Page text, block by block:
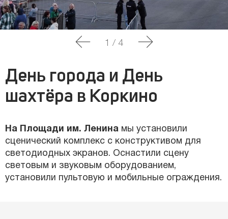
1 / 4
День города и День
шахтёра в Коркино
На Площади им. Ленина мы установили
сценический комплекс с конструктивом для
светодиодных экранов. Оснастили сцену
световым и звуковым оборудованием,
установили пультовую и мобильные ограждения.